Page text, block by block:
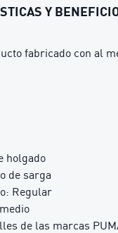
Y
fabricado con al
holgado
de sarga
Regular
de las marcas